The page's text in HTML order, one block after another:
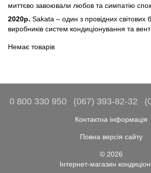
миттєво завоювали любов та симпатію
2020р. Sakata – один з провідних світових
виробників систем кондиціонування та
Немає товарів
0 800 330 950 (067) 393-82-32
Контактна інформація
Повна версія сайту
© 2026
Інтернет-магазин